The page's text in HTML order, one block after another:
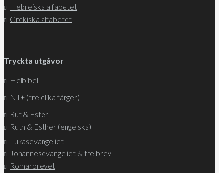
Hebreiska alfabetet
Grekiska alfabetet
Tryckta utgåvor
Helbibel
NT+ (tre olika färger)
Rut & Ester
Ruth & Esther (engelska)
Lukasevangeliet
Johannesevangeliet & tre brev
Romarbrevet